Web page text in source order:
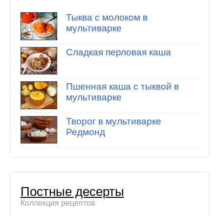
Тыква с молоком в
мультиварке
Сладкая перловая каша
Пшенная каша с тыквой в
мультиварке
Творог в мультиварке
Редмонд
Постные десерты
Коллекция рецептов